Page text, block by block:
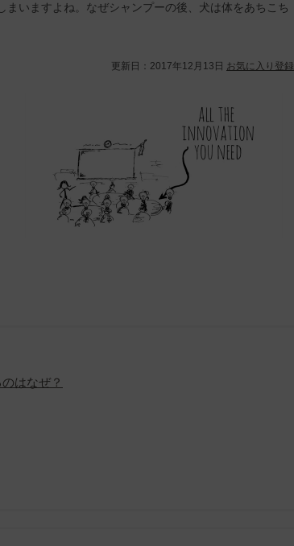
いますよね。なぜシャンプーの後、犬は体をあちこち
更新日： 2017年12月13日 お気に入り登録
はなぜ？